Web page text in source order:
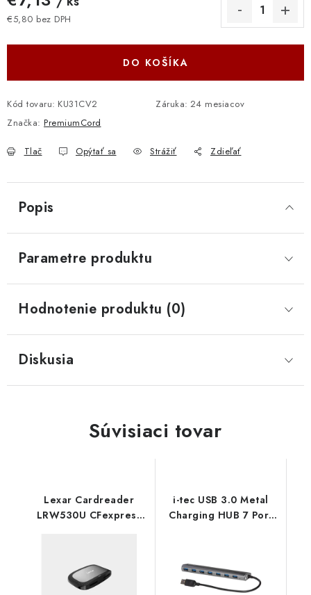
€5,80 bez DPH
DO KOŠÍKA
Kód tovaru: KU31CV2 Záruka: 24 mesiacov
Značka: PremiumCord
Tlač Opýtať sa Strážiť Zdieľať
Popis
Parametre produktu
Hodnotenie produktu (0)
Diskusia
Súvisiaci tovar
Lexar Cardreader
LRW530U CFexpress
LRW530U-RNBNG
i-tec USB 3.0 Metal
Charging HUB 7 Port